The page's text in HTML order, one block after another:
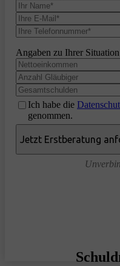
Angaben zu Ihrer Situation
Ich habe die
genommen.